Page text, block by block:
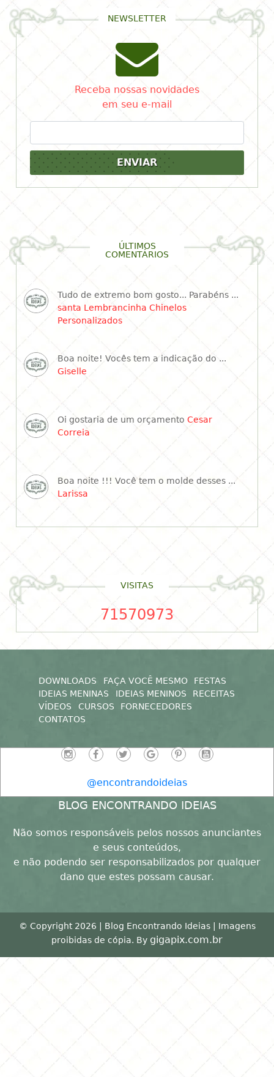
NEWSLETTER
Receba nossas novidades
em seu e-mail
ENVIAR
ÚLTIMOS
COMENTÁRIOS
Tudo de extremo bom gosto... Parabéns ...
santa Lembrancinha Chinelos
Personalizados
Boa noite! Vocês tem a indicação do ...
Giselle
Oi gostaria de um orçamento Cesar
Correia
Boa noite !!! Você tem o molde desses ...
Larissa
VISITAS
71570973
DOWNLOADS FAÇA VOCÊ MESMO
FESTAS
IDEIAS MENINAS
IDEIAS MENINOS
RECEITAS
VÍDEOS
CURSOS
FORNECEDORES
CONTATOS
@encontrandoideias
BLOG ENCONTRANDO IDEIAS
Não somos responsáveis pelos nossos anunciantes
e seus conteúdos,
e não podendo ser responsabilizados por qualquer
dano que estes possam causar.
© Copyright 2026 | Blog Encontrando Ideias | Imagens
proibidas de cópia. By gigapix.com.br